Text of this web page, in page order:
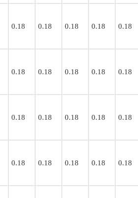
0.18 0.18 0.18 0.18 0.18
0.18 0.18 0.18 0.18 0.18
0.18 0.18 0.18 0.18 0.18
0.18 0.18 0.18 0.18 0.18